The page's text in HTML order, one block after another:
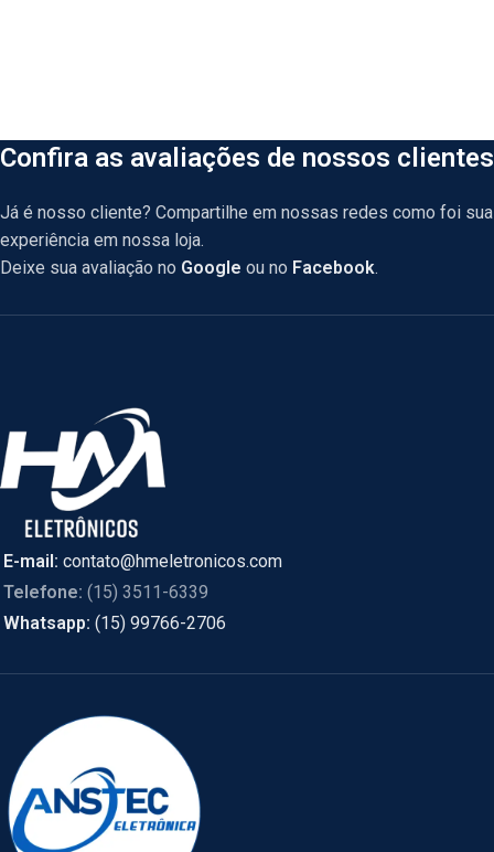
Confira as avaliações de nossos clientes
Já é nosso cliente? Compartilhe em nossas redes como foi sua
experiência em nossa loja.
Deixe sua avaliação no Google ou no Facebook.
E-mail: contato@hmeletronicos.com
Telefone: (15) 3511-6339
Whatsapp: (15) 99766-2706